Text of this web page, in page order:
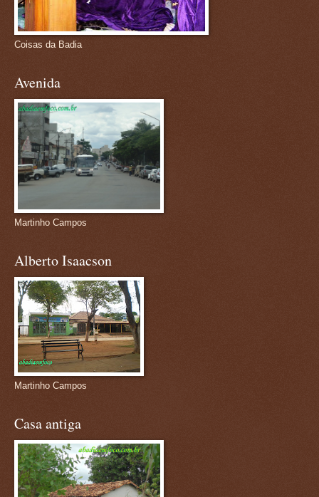
Coisas da Badia
Avenida
Martinho Campos
Alberto Isaacson
Martinho Campos
Casa antiga